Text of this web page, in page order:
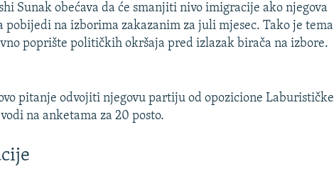
Sunak obećava da će smanjiti nivo imigracije ako njegova
na izborima zakazanim za juli mjesec. Tako je tema
poprište političkih okršaja pred izlazak birača na izbore.
pitanje odvojiti njegovu partiju od opozicione Laburističke
na anketama za 20 posto.